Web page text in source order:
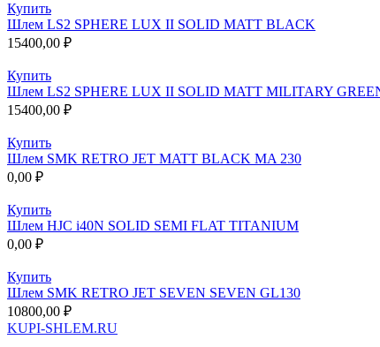
Купить
Шлем LS2 SPHERE LUX II SOLID MATT BLACK
15400,00 ₽
Купить
Шлем LS2 SPHERE LUX II SOLID MATT MILITARY
15400,00 ₽
Купить
Шлем SMK RETRO JET MATT BLACK MA 230
0,00 ₽
Купить
Шлем HJC i40N SOLID SEMI FLAT TITANIUM
0,00 ₽
Купить
Шлем SMK RETRO JET SEVEN SEVEN GL130
10800,00 ₽
KUPI-SHLEM.RU